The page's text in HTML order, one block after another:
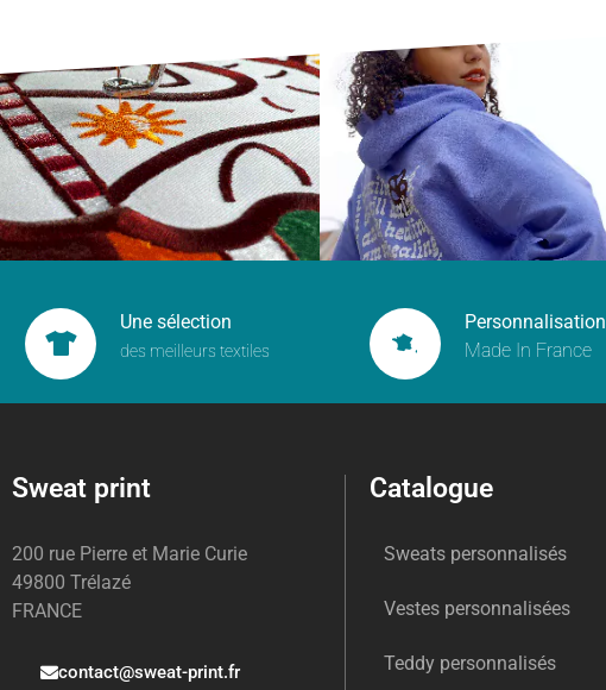
Une sélection
des meilleurs textiles
Personnalisation
Made In France
Sweat print
200 rue Pierre et Marie Curie
49800 Trélazé
FRANCE
contact@sweat-print.fr
Catalogue
Sweats personnalisés
Vestes personnalisées
Teddy personnalisés